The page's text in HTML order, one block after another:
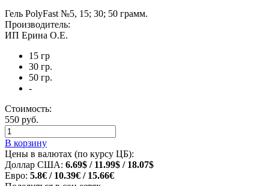
Гель PolyFast №5, 15; 30; 50 грамм.
Производитель:
ИП Ерина О.Е.
15 гр
30 гр.
50 гр.
-
Стоимость:
550 руб.
В корзину
Цены в валютах (по курсу ЦБ):
Доллар США: 6.69$ / 11.99$ / 18.07$
Евро: 5.8€ / 10.39€ / 15.66€